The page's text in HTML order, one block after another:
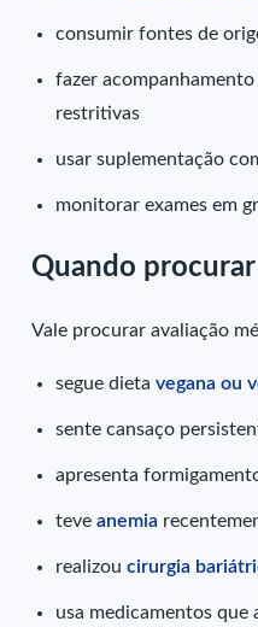
consumir fontes de
fazer
restritivas
usar suplementação
monitorar exames em
Quando
Vale procurar avaliação
segue dietavegana ou
sente cansaço
apresenta
teveanemia
realizoucirurgia
usa medicamentos que